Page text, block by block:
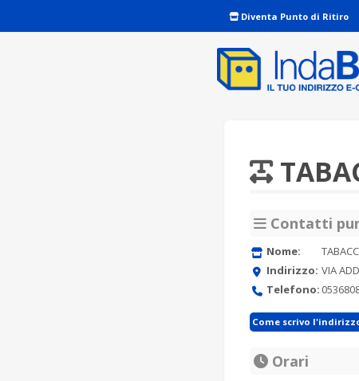
Diventa Punto di Ritiro
Contatti
Nome:
Indirizzo: VIA
Telefono:
Come scrivo
Orari